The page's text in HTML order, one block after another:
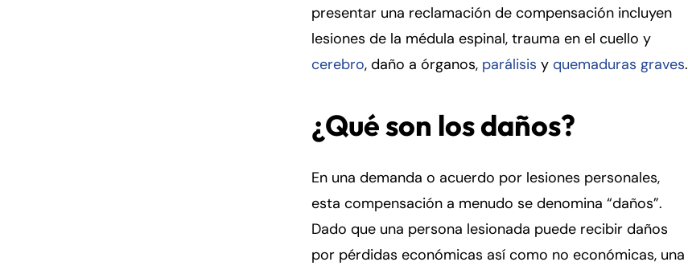
presentar una reclamación de compensación incluyen
lesiones de la médula espinal, trauma en el cuello y
cerebro, daño a órganos, parálisis y quemaduras graves.
¿Qué son los daños?
En una demanda o acuerdo por lesiones personales,
esta compensación a menudo se denomina “daños”.
Dado que una persona lesionada puede recibir daños
por pérdidas económicas así como no económicas, una